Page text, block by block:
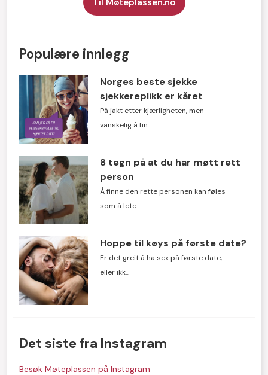
Populære innlegg
Norges beste sjekke
sjekkereplikk er kåret
På jakt etter kjærligheten, men
vanskelig å fin...
8 tegn på at du har møtt rett
person
Å finne den rette personen kan føles
som å lete...
Hoppe til køys på første date?
Er det greit å ha sex på første date,
eller ikk...
Det siste fra Instagram
Besøk Møteplassen på Instagram